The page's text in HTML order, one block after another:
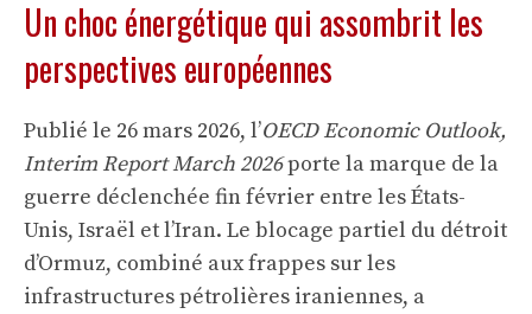
Un choc énergétique qui assombrit les
perspectives européennes
Publié le 26 mars 2026, l’OECD Economic Outlook,
Interim Report March 2026porte la marque de la
guerre déclenchée fin février entre les États-
Unis, Israël et l’Iran. Le blocage partiel du détroit
d’Ormuz, combiné aux frappes sur les
infrastructures pétrolières iraniennes, a